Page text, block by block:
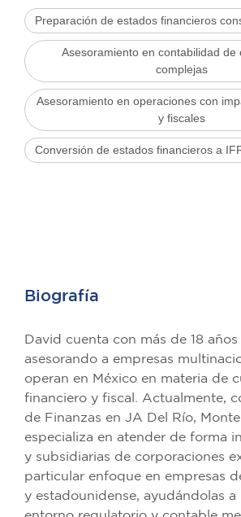
Preparación de estados financieros
Asesoramiento en contabilidad de
complejas
Asesoramiento en operaciones con
y fiscales
Conversión de estados financieros a
Biografía
David cuenta con más de 18
asesorando a empresas
operan en México en materia de
financiero y fiscal. Actualmente,
de Finanzas en JA Del Río,
especializa en atender de forma
y subsidiarias de corporaciones
particular enfoque en empresas
y estadounidense, ayudándolas a